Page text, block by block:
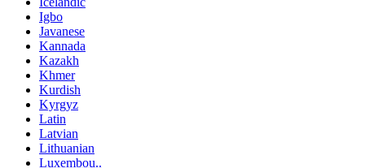
Igbo
Javanese
Kannada
Kazakh
Khmer
Kurdish
Kyrgyz
Latin
Latvian
Lithuanian
Luxembou..